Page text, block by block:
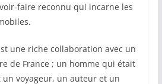
faire reconnu qui incarne les
une riche collaboration avec un
de France ; un homme qui était
voyageur, un auteur et un